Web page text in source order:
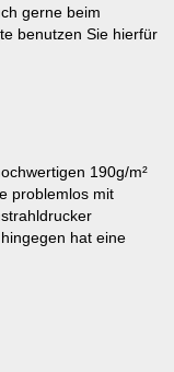
gerne beim
benutzen Sie hierfür
190g/m²
problemlos mit
hat eine